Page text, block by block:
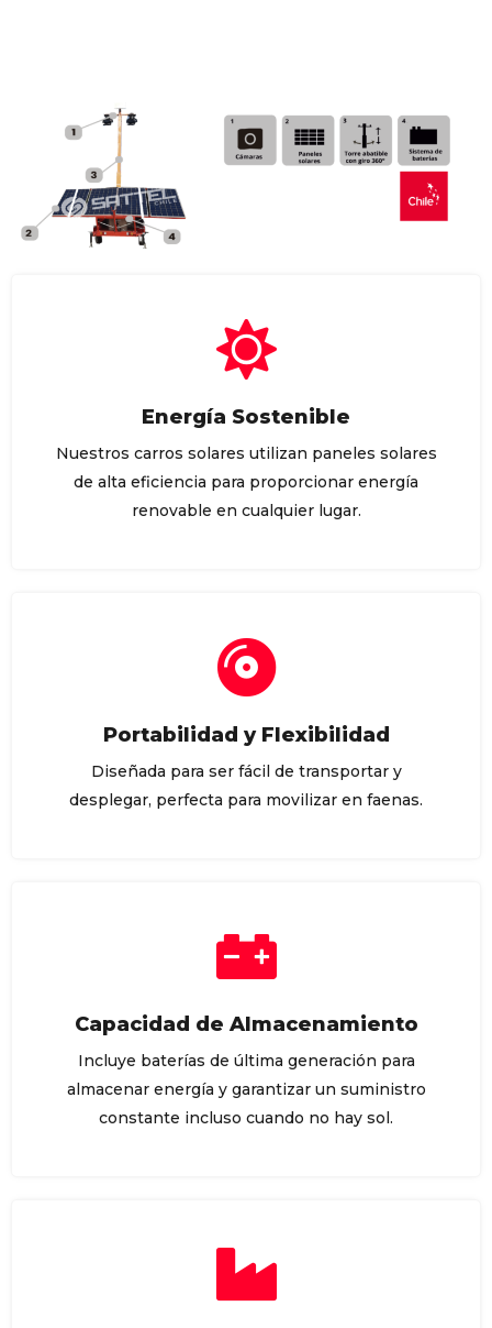
Energía Sostenible
Nuestros carros solares utilizan paneles solares
de alta eficiencia para proporcionar energía
renovable en cualquier lugar.
Portabilidad y Flexibilidad
Diseñada para ser fácil de transportar y
desplegar, perfecta para movilizar en faenas.
Capacidad de Almacenamiento
Incluye baterías de última generación para
almacenar energía y garantizar un suministro
constante incluso cuando no hay sol.